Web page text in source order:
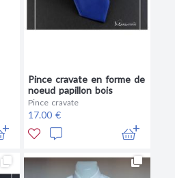
Pince cravate en forme de
noeud papillon bois
Pince cravate
17.00 €